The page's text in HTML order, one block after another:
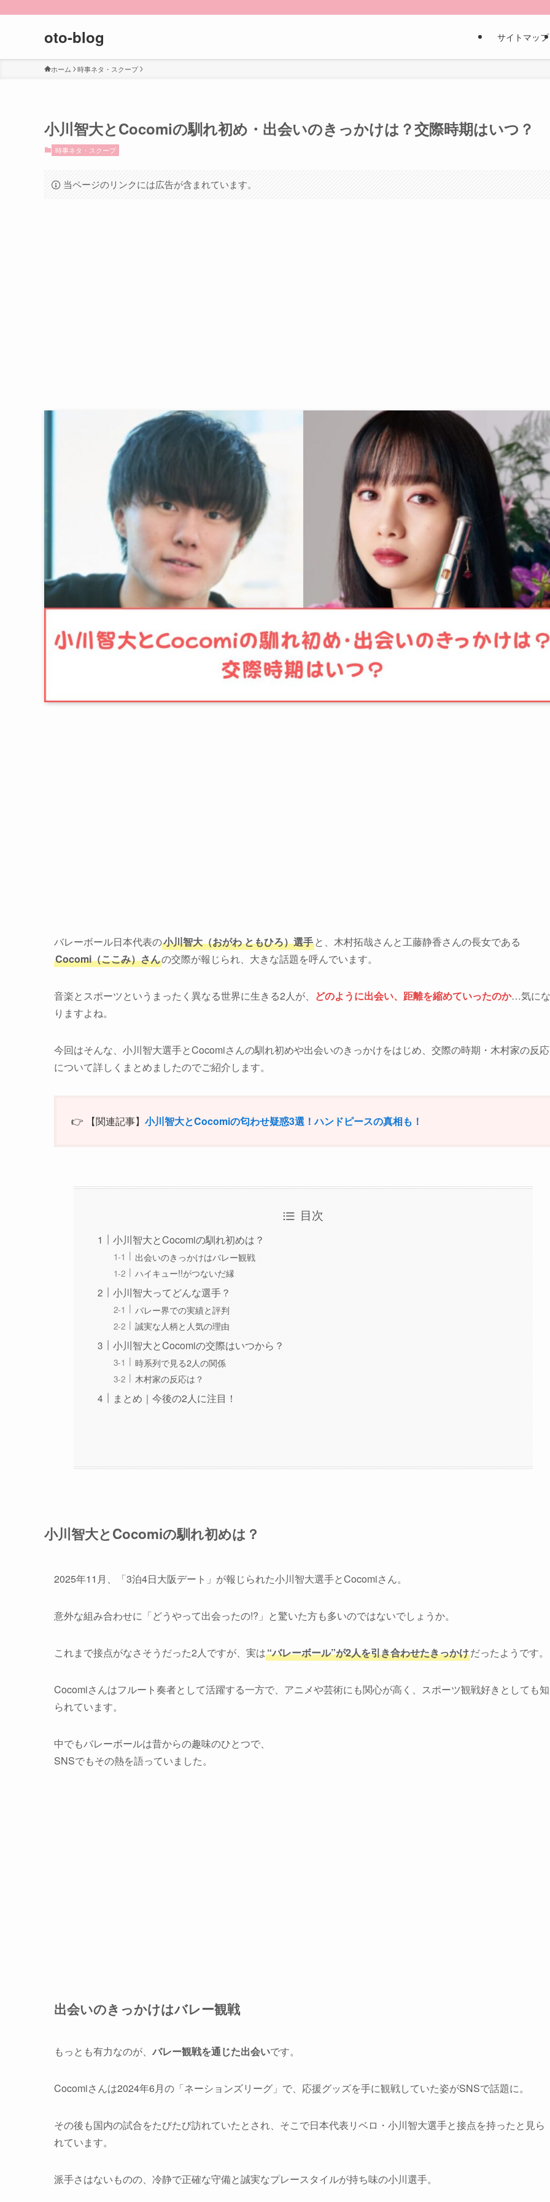
oto-blog サイトマップ
ホーム 時事ネタ・スクープ
小川智大とCocomiの馴れ初め・出会いのきっかけは？交際時期はいつ？
時事ネタ・スクープ
当ページのリンクには広告が含まれています。
バレーボール日本代表の小川智大（おがわ ともひろ）選手と、木村拓哉さんと工藤静香さんの長女である
Cocomi（ここみ）さんの交際が報じられ、大きな話題を呼んでいます。
音楽とスポーツというまったく異なる世界に生きる2人が、 どのように出会い、距離を縮めていったのか…気にな
りますよね。
今回はそんな、小川智大選手とCocomiさんの馴れ初めや出会いのきっかけをはじめ、交際の時期・木村家の反応
について詳しくまとめましたのでご紹介します。
👉 【関連記事】 小川智大とCocomiの匂わせ疑惑3選！ハンドピースの真相も！
目次
小川智大とCocomiの馴れ初めは？
出会いのきっかけはバレー観戦
ハイキュー!!がつないだ縁
小川智大ってどんな選手？
バレー界での実績と評判
誠実な人柄と人気の理由
小川智大とCocomiの交際はいつから？
時系列で見る2人の関係
木村家の反応は？
まとめ｜今後の2人に注目！
小川智大とCocomiの馴れ初めは？
2025年11月、「3泊4日大阪デート」が報じられた小川智大選手とCocomiさん。
意外な組み合わせに「どうやって出会ったの!?」と驚いた方も多いのではないでしょうか。
これまで接点がなさそうだった2人ですが、実は“バレーボール”が2人を引き合わせたきっかけだったようです。
Cocomiさんはフルート奏者として活躍する一方で、アニメや芸術にも関心が高く、スポーツ観戦好きとしても知
られています。
中でもバレーボールは昔からの趣味のひとつで、
SNSでもその熱を語っていました。
出会いのきっかけはバレー観戦
もっとも有力なのが、 バレー観戦を通じた出会いです。
Cocomiさんは2024年6月の「ネーションズリーグ」で、応援グッズを手に観戦していた姿がSNSで話題に。
その後も国内の試合をたびたび訪れていたとされ、そこで日本代表リベロ・小川智大選手と接点を持ったと見ら
れています。
派手さはないものの、冷静で正確な守備と誠実なプレースタイルが持ち味の小川選手。